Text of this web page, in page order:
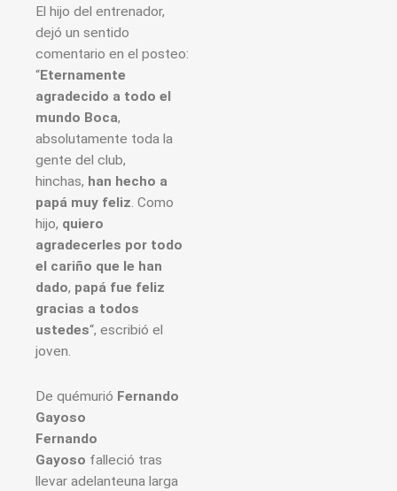
El hijo del entrenador,
dejó un sentido
comentario en el posteo:
“Eternamente
agradecido a todo el
mundo Boca,
absolutamente toda la
gente del club,
hinchas, han hecho a
papá muy feliz. Como
hijo, quiero
agradecerles por todo
el cariño que le han
dado, papá fue feliz
gracias a todos
ustedes“, escribió el
joven.
De quémurió Fernando
Gayoso
Fernando
Gayoso falleció tras
llevar adelanteuna larga